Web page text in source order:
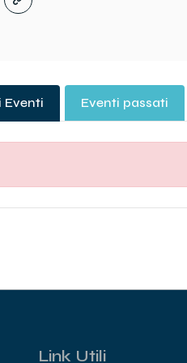
Eventi Eventi passati
Link Utili